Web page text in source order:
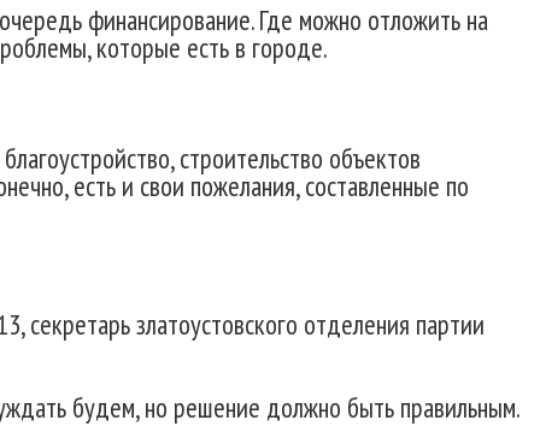
финансирование. Где можно отложить на
которые есть в городе.
строительство объектов
есть и свои пожелания, составленные по
златоустовского отделения партии
будем, но решение должно быть правильным.